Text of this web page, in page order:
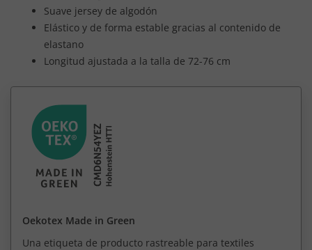
Suave jersey de algodón
Elástico y de forma estable gracias al contenido de
elastano
Longitud ajustada a la talla de 72-76 cm
Oekotex Made in Green
Una etiqueta de producto rastreable para textiles